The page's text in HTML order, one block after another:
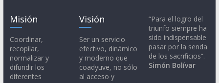
Misión
Coordinar,
recopilar,
normalizar y
difundir los
diferentes
Visión
Ser un servicio
efectivo, dinámico
y moderno que
coadyuve, no sólo
al acceso y
“Para el logro del
triunfo siempre ha
sido indispensable
pasar por la senda
de los sacrificios”.
Simón Bolívar